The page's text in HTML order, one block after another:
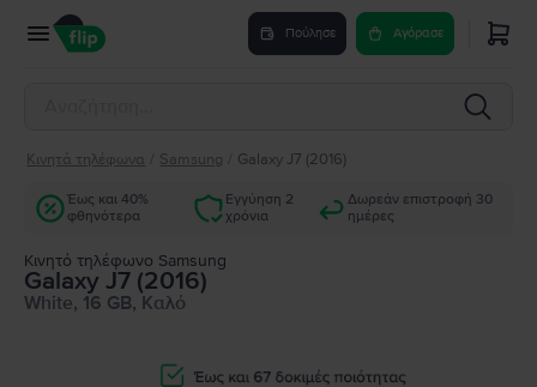
Πούλησε Αγόρασε
Κινητά τηλέφωνα Samsung Galaxy J7 (2016)
Έως και 40%
φθηνότερα
Εγγύηση 2
χρόνια
Δωρεάν επιστροφή 30
ημέρες
Κινητό τηλέφωνο Samsung
Galaxy J7 (2016)
White, 16 GB, Καλό